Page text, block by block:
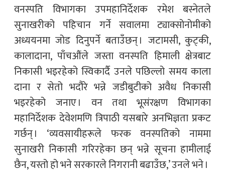
वनस्पति विभागका उपमहानिर्देशक रमेश बस्नेतले
सुनाखरीको पहिचान गर्ने सवालमा ट्याक्सोनोमीको
अध्ययनमा जोड दिनुपर्ने बताउँछन् । जटामसी, कुट्की,
कालादाना, पाँचऔंले जस्ता वनस्पति हिमाली क्षेत्रबाट
निकासी भइरहेको स्विकार्दै उनले पछिल्लो समय काला
दाना र सेतो भदौरे भन्ने जडीबुटीको अवैध निकासी
भइरहेको जनाए । वन तथा भूसंरक्षण विभागका
महानिर्देशक देवेशमणि त्रिपाठी यसबारे अनभिज्ञता प्रकट
गर्छन् । ‘व्यवसायीहरूले फरक वनस्पतिको नाममा
सुनाखरी निकासी गरिरहेका छन् भन्ने सूचना हामीलाई
छैन, यस्तो हो भने सरकारले निगरानी बढाउँछ,’ उनले भने ।